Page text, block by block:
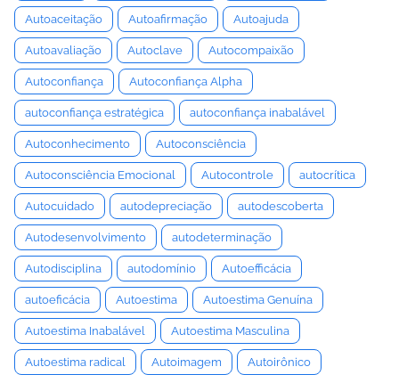
Autoaceitação Autoafirmação Autoajuda
Autoavaliação Autoclave Autocompaixão
Autoconfiança Autoconfiança Alpha
autoconfiança estratégica autoconfiança inabalável
Autoconhecimento Autoconsciência
Autoconsciência Emocional Autocontrole autocrítica
Autocuidado autodepreciação autodescoberta
Autodesenvolvimento autodeterminação
Autodisciplina autodomínio Autoefficácia
autoeficácia Autoestima Autoestima Genuína
Autoestima Inabalável Autoestima Masculina
Autoestima radical Autoimagem Autoirônico